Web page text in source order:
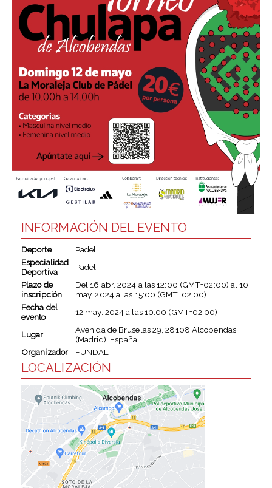
INFORMACIÓN DEL EVENTO
Deporte
Padel
Especialidad
Deportiva
Padel
Plazo de
inscripción
Del16 abr. 2024 a las12:00 (GMT+02:00) al10
may. 2024a las 15:00 (GMT+02:00)
Fecha del
evento
12 may. 2024a las10:00 (GMT+02:00)
Lugar
Avenida de Bruselas 29, 28108 Alcobendas
(Madrid), España
Organizador
FUNDAL
LOCALIZACIÓN